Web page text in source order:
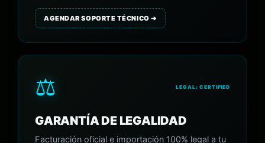
AGENDAR SOPORTE TÉCNICO ➔
⚖️ LEGAL: CERTIFIED
GARANTÍA DE LEGALIDAD
Facturación oficial e importación 100% legal a tu